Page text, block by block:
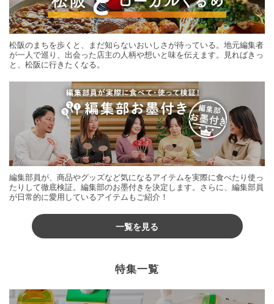
松阪のまちを歩くと、まだ知らないおいしさが待っている。地元編集者
が一人で巡り、出会った店主の人柄や想いと味を伝えます。見ればきっ
と、松阪に行きたくなる。
編集部員が、商品やグッズなど気になるアイテムを実際に食べたり使っ
たりして徹底検証。編集部のお墨付きを決定します。さらに、編集部員
が日常的に愛用しているアイテムもご紹介！
一覧を見る
特集一覧